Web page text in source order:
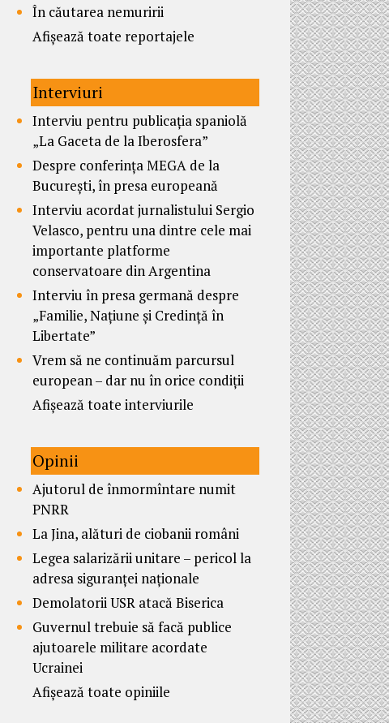
În căutarea nemuririi
Afișează toate reportajele
Interviuri
Interviu pentru publicația spaniolă
„La Gaceta de la Iberosfera”
Despre conferința MEGA de la
București, în presa europeană
Interviu acordat jurnalistului Sergio
Velasco, pentru una dintre cele mai
importante platforme
conservatoare din Argentina
Interviu în presa germană despre
„Familie, Națiune și Credință în
Libertate”
Vrem să ne continuăm parcursul
european – dar nu în orice condiții
Afișează toate interviurile
Opinii
Ajutorul de înmormîntare numit
PNRR
La Jina, alături de ciobanii români
Legea salarizării unitare – pericol la
adresa siguranței naționale
Demolatorii USR atacă Biserica
Guvernul trebuie să facă publice
ajutoarele militare acordate
Ucrainei
Afișează toate opiniile